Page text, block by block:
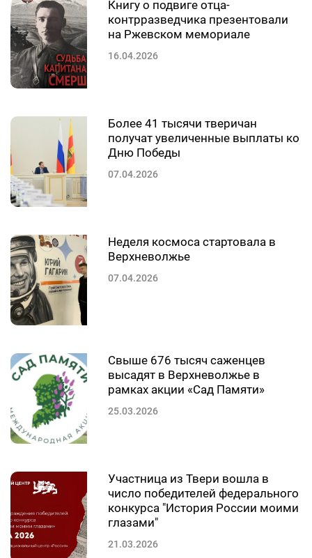
Книгу о подвиге отца-
контрразведчика презентовали
на Ржевском мемориале
16.04.2026
Более 41 тысячи тверичан
получат увеличенные выплаты ко
Дню Победы
07.04.2026
Неделя космоса стартовала в
Верхневолжье
07.04.2026
Свыше 676 тысяч саженцев
высадят в Верхневолжье в
рамках акции «Сад Памяти»
25.03.2026
Участница из Твери вошла в
число победителей федерального
конкурса "История России моими
глазами"
21.03.2026